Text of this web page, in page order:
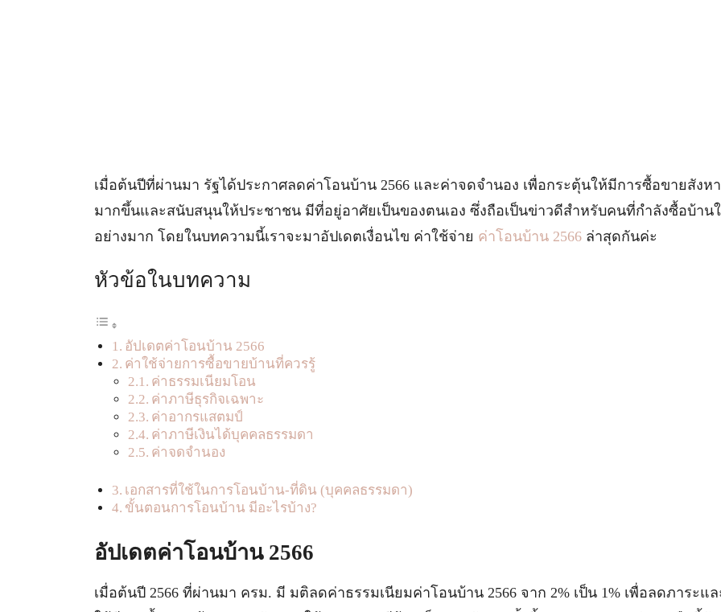
เมื่อต้นปีที่ผ่านมา รัฐได้ประกาศลดค่าโอนบ้าน 2566 และค่าจดจำนอง เพื่อกระตุ้นให้มีการซื้อขายสังห
มากขึ้นและสนับสนุนให้ประชาชน มีที่อยู่อาศัยเป็นของตนเอง ซึ่งถือเป็นข่าวดีสำหรับคนที่กำลังซื้อบ้าน
อย่างมาก โดยในบทความนี้เราจะมาอัปเดตเงื่อนไข ค่าใช้จ่าย ค่าโอนบ้าน 2566 ล่าสุดกันค่ะ
หัวข้อในบทความ
อัปเดตค่าโอนบ้าน 2566
ค่าใช้จ่ายการซื้อขายบ้านที่ควรรู้
ค่าธรรมเนียมโอน
ค่าภาษีธุรกิจเฉพาะ
ค่าอากรแสตมป์
ค่าภาษีเงินได้บุคคลธรรมดา
ค่าจดจำนอง
เอกสารที่ใช้ในการโอนบ้าน-ที่ดิน (บุคคลธรรมดา)
ขั้นตอนการโอนบ้าน มีอะไรบ้าง?
อัปเดตค่าโอนบ้าน 2566
เมื่อต้นปี 2566 ที่ผ่านมา ครม. มี มติลดค่าธรรมเนียมค่าโอนบ้าน 2566 จาก 2% เป็น 1% เพื่อลดภาระแ